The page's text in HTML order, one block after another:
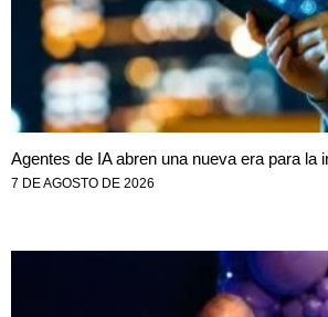
Agentes de IA abren una nueva era para la
7 DE AGOSTO DE 2026